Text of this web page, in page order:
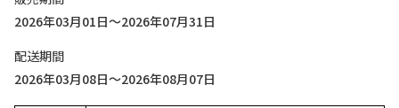
2026年03月01日～2026年07月31日
配送期間
2026年03月08日～2026年08月07日